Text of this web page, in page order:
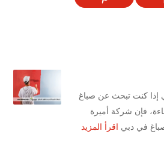
إذا كنت تبحث عن صباغ
فإن شركة أميرة
في دبي اقرأ المزيد